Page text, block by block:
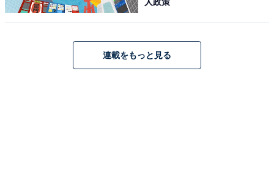
宿泊可否
連載をもっと見る